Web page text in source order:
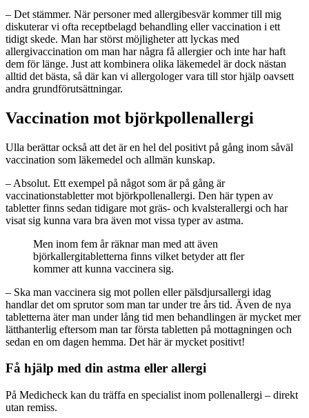
– Det stämmer. När personer med allergibesvär kommer till mig
diskuterar vi ofta receptbelagd behandling eller vaccination i ett
tidigt skede. Man har störst möjligheter att lyckas med
allergivaccination om man har några få allergier och inte har haft
dem för länge. Just att kombinera olika läkemedel är dock nästan
alltid det bästa, så där kan vi allergologer vara till stor hjälp oavsett
andra grundförutsättningar.
Vaccination mot björkpollenallergi
Ulla berättar också att det är en hel del positivt på gång inom såväl
vaccination som läkemedel och allmän kunskap.
– Absolut. Ett exempel på något som är på gång är
vaccinationstabletter mot björkpollenallergi. Den här typen av
tabletter finns sedan tidigare mot gräs- och kvalsterallergi och har
visat sig kunna vara bra även mot vissa typer av astma.
Men inom fem år räknar man med att även
björkallergitabletterna finns vilket betyder att fler
kommer att kunna vaccinera sig.
– Ska man vaccinera sig mot pollen eller pälsdjursallergi idag
handlar det om sprutor som man tar under tre års tid. Även de nya
tabletterna äter man under lång tid men behandlingen är mycket mer
lätthanterlig eftersom man tar första tabletten på mottagningen och
sedan en om dagen hemma. Det här är mycket positivt!
Få hjälp med din astma eller allergi
På Medicheck kan du träffa en specialist inom pollenallergi – direkt
utan remiss.